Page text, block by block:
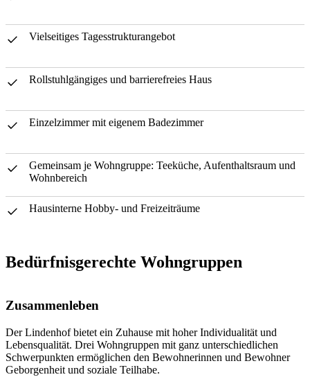
Vielseitiges Tagesstrukturangebot
Rollstuhlgängiges und barrierefreies Haus
Einzelzimmer mit eigenem Badezimmer
Gemeinsam je Wohngruppe: Teeküche, Aufenthaltsraum und
Wohnbereich
Hausinterne Hobby- und Freizeiträume
Bedürfnisgerechte Wohngruppen
Zusammenleben
Der Lindenhof bietet ein Zuhause mit hoher Individualität und
Lebensqualität. Drei Wohngruppen mit ganz unterschiedlichen
Schwerpunkten ermöglichen den Bewohnerinnen und Bewohner
Geborgenheit und soziale Teilhabe.